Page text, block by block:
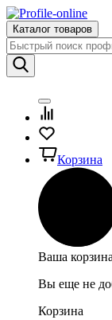
Каталог товаров
Корзина
Ваша
Вы еще не
Корзина